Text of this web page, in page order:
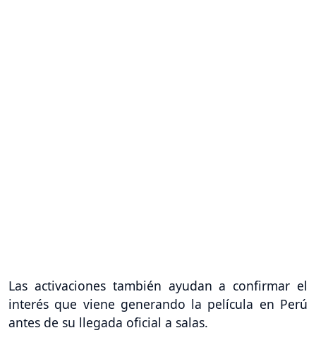
Las activaciones también ayudan a confirmar el
interés que viene generando la película en Perú
antes de su llegada oficial a salas.